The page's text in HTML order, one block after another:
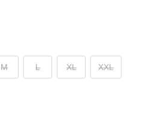
M L XL XXL